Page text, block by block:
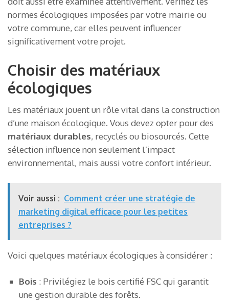
normes écologiques imposées par votre mairie ou
votre commune, car elles peuvent influencer
significativement votre projet.
Choisir des matériaux
écologiques
Les matériaux jouent un rôle vital dans la construction
d’une maison écologique. Vous devez opter pour des
matériaux durables, recyclés ou biosourcés. Cette
sélection influence non seulement l’impact
environnemental, mais aussi votre confort intérieur.
Voir aussi : Comment créer une stratégie de
marketing digital efficace pour les petites
entreprises ?
Voici quelques matériaux écologiques à considérer :
Bois : Privilégiez le bois certifié FSC qui garantit
une gestion durable des forêts.